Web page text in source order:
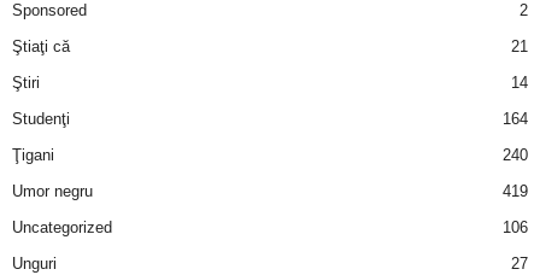
Sponsored
2
Ştiaţi că
21
Ştiri
14
Studenţi
164
Ţigani
240
Umor negru
419
Uncategorized
106
Unguri
27